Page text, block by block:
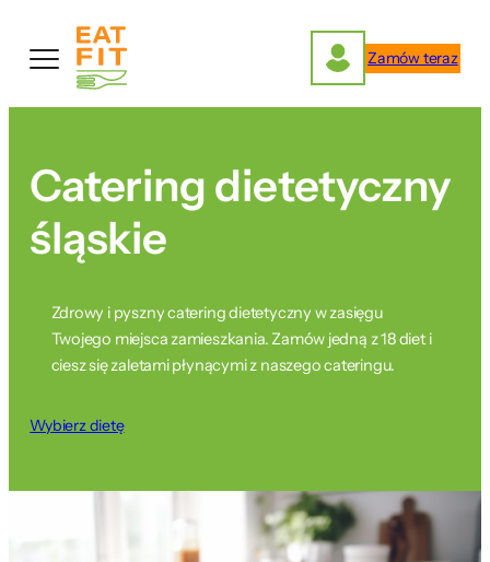
treści
Zamów teraz
Catering dietetyczny
śląskie
Zdrowy i pyszny catering dietetyczny w zasięgu
Twojego miejsca zamieszkania. Zamów jedną z 18 diet i
ciesz się zaletami płynącymi z naszego cateringu.
Wybierz dietę